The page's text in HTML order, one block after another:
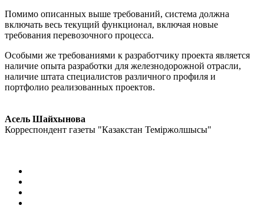
Помимо описанных выше требований, система должна
включать весь текущий функционал, включая новые
требования перевозочного процесса.
Особыми же требованиями к разработчику проекта является
наличие опыта разработки для железнодорожной отрасли,
наличие штата специалистов различного профиля и
портфолио реализованных проектов.
Асель Шайхынова
Корреспондент газеты "Казакстан Темiржолшысы"